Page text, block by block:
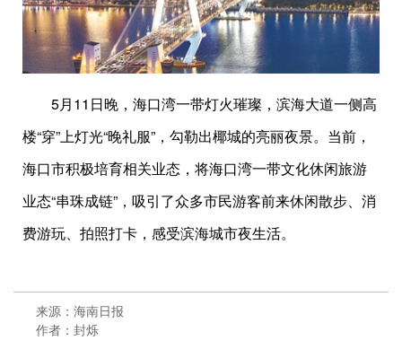
5月11日晚，海口湾一带灯火璀璨，滨海大道一侧高
楼“穿”上灯光“晚礼服”，勾勒出椰城的亮丽夜景。当前，
海口市积极培育相关业态，将海口湾一带文化休闲旅游
业态“串珠成链”，吸引了众多市民游客前来休闲散步、消
费游玩、拍照打卡，感受滨海城市夜生活。
来源：海南日报
作者：封烁